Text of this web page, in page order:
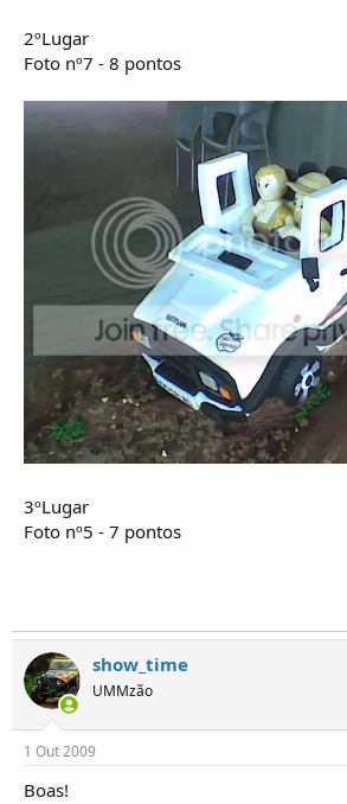
o
s
2ºLugar
Foto nº7 - 8 pontos
3ºLugar
Foto nº5 - 7 pontos
show_time
UMMzão
1 Out 2009
Boas!